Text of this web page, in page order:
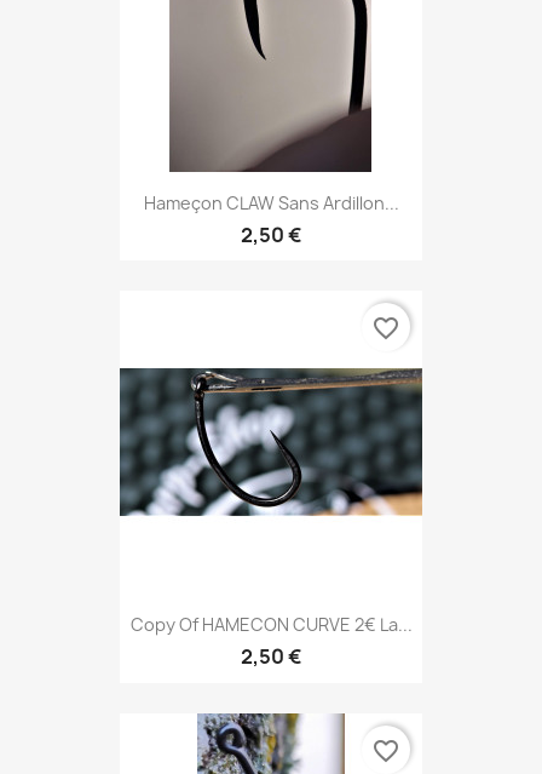
Hameçon CLAW Sans Ardillon...
2,50 €
Copy Of HAMECON CURVE 2€ La...
2,50 €
favorite_border
favorite_border